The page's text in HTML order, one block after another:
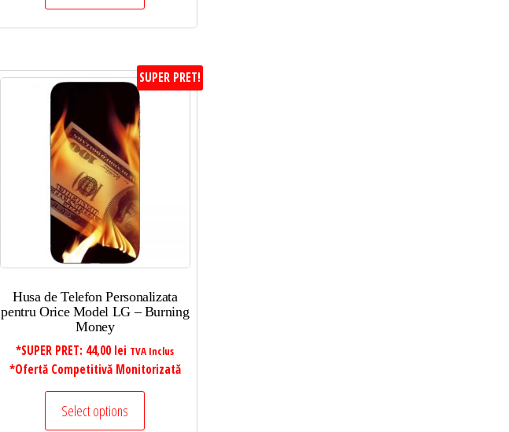
SUPER PRET!
Husa de Telefon Personalizata
pentru Orice Model LG – Burning
Money
*SUPER PRET: 44,00 lei TVA Inclus
*Ofertă Competitivă Monitorizată
Select options